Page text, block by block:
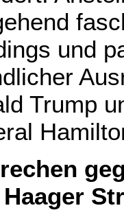
und
Trump